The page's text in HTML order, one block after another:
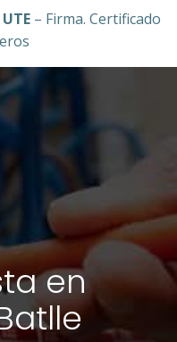
– Firma. Certificado
en